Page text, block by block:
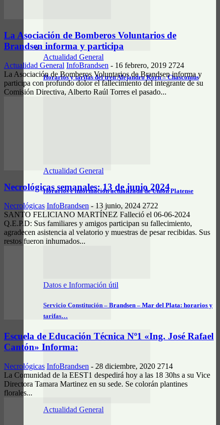
Actualidad General
Horarios y tarifas del tren Alejandro Korn – Chascomús
Actualidad General
Horarios e información actualizada de Unión Platense
Datos e Información útil
Servicio Constitución – Brandsen – Mar del Plata: horarios y
tarifas…
Actualidad General
La Asociación de Bomberos Voluntarios de
Brandsen informa y participa
Actualidad General InfoBrandsen - 16 febrero, 2019 2724
La Asociación de Bomberos Voluntarios de Brandsen informa y
participa con profundo dolor el fallecimiento del integrante de su
Comisión Directiva, Alberto Raúl Torres el pasado...
Necrológicas semanales: 13 de junio 2024
Necrológicas InfoBrandsen - 13 junio, 2024 2722
SANTO FELICIANO MARTÍNEZ Falleció el 06-06-2024
Q.E.P.D: Sus familiares y amigos participan su fallecimiento,
agradecen asistencia al velatorio y muestras de pesar recibidas. Sus
restos fueron inhumados...
Escuela de Educación Técnica Nº1 «Ing. José Rafael
Cantón» Informa:
Necrológicas InfoBrandsen - 28 diciembre, 2020 2714
La Comunidad de la EEST1 despedirá hoy a las 18 30hs a su Vice
Directora Tamara Martinez en su sede. Se colorán plantines
florales...